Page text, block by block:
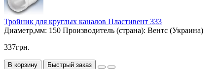
Тройник для круглых каналов Пластивент 333
Диаметр,мм: 150 Производитель (страна): Вентс (Украина)
337грн.
В корзину Быстрый заказ